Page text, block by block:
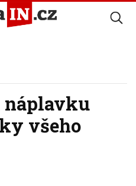
náplavku
všeho